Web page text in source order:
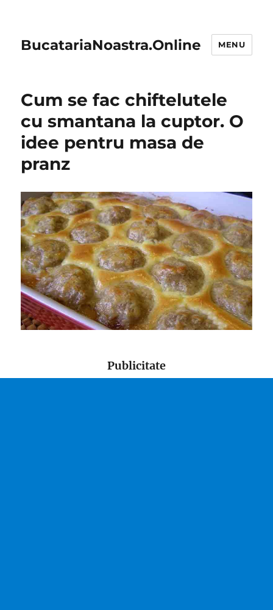
BucatariaNoastra.Online MENU
Cum se fac chiftelutele
cu smantana la cuptor. O
idee pentru masa de
pranz
Publicitate